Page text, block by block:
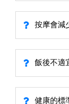
按摩會減
飯後不適
健康的標